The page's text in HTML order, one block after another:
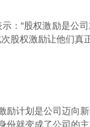
：“股权激励是公
股权激励让他们真
计划是公司迈向新
份就变成了公司的